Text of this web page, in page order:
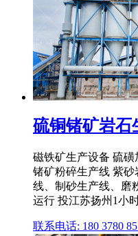
硫铜锗矿岩石
磁铁矿生产设备 硫
锗矿粉碎生产线 紫
线、制砂生产线、磨
运行 投江苏扬州1小
联系电话: 180 3780